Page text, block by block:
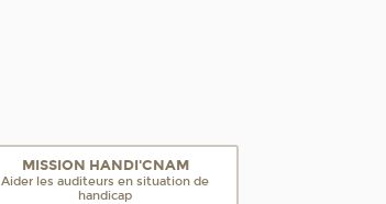
MISSION HANDI'CNAM
Aider les auditeurs en situation de
handicap